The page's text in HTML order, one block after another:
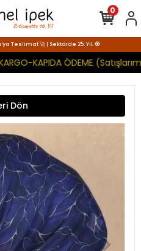
Teslimat 🚀 | Sektörde 25. YIL 🧿
KAPIDA ÖDEME
0
Dön